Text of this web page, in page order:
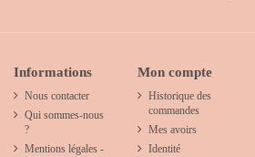
Informations
Nous contacter
Qui sommes-nous
?
Mentions légales -
Mon compte
Historique des
commandes
Mes avoirs
Identité